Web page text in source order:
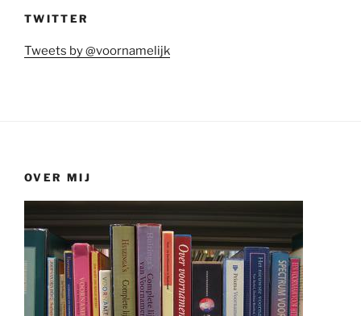
TWITTER
Tweets by @voornamelijk
OVER MIJ